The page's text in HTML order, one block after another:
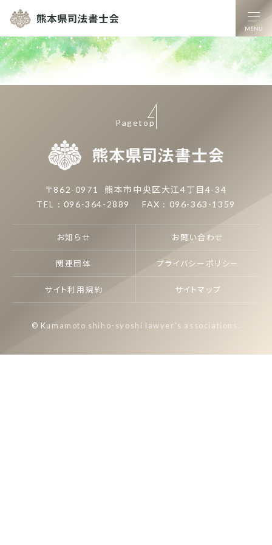
熊本県司法書士
〒862-0971
熊本市中央区大江4丁目4-34
TEL : 096-364-2889
FAX : 096-363-1359
お知らせ お問い合わせ
関連団体 プライバシーポリシー
サイト利用規約 サイトマップ
Pagetop
© Kumamoto shiho-syoshi lawyer's associations.